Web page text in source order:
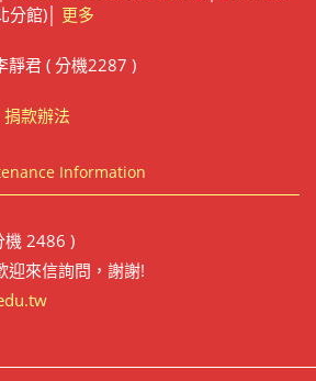
館)│ 更多
靜君 ( 分機2287 )
捐款辦法
Information
機 2486 )
迎來信詢問，謝謝!